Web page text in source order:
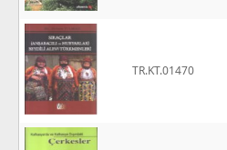
TR.KT.01470